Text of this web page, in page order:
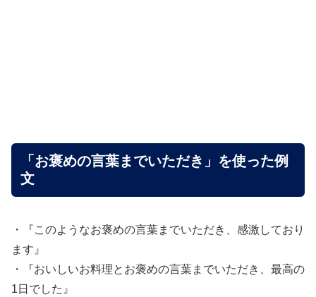
「お褒めの言葉までいただき」を使った例
文
・『このようなお褒めの言葉までいただき、感激しており
ます』
・『おいしいお料理とお褒めの言葉までいただき、最高の
1日でした』